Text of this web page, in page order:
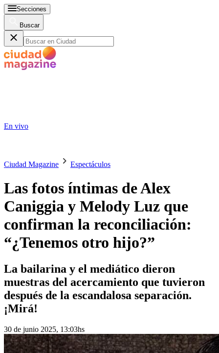
Secciones
Buscar
En vivo
Ciudad Magazine Espectáculos
Las fotos íntimas de Alex
Caniggia y Melody Luz que
confirman la reconciliación:
“¿Tenemos otro hijo?”
La bailarina y el mediático dieron
muestras del acercamiento que tuvieron
después de la escandalosa separación.
¡Mirá!
30 de junio 2025, 13:03hs